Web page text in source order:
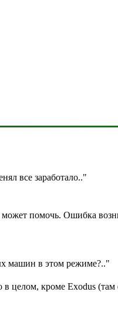
все заработало.."
помочь. Ошибка
машин в этом режиме?.."
целом, кроме Exodus (там